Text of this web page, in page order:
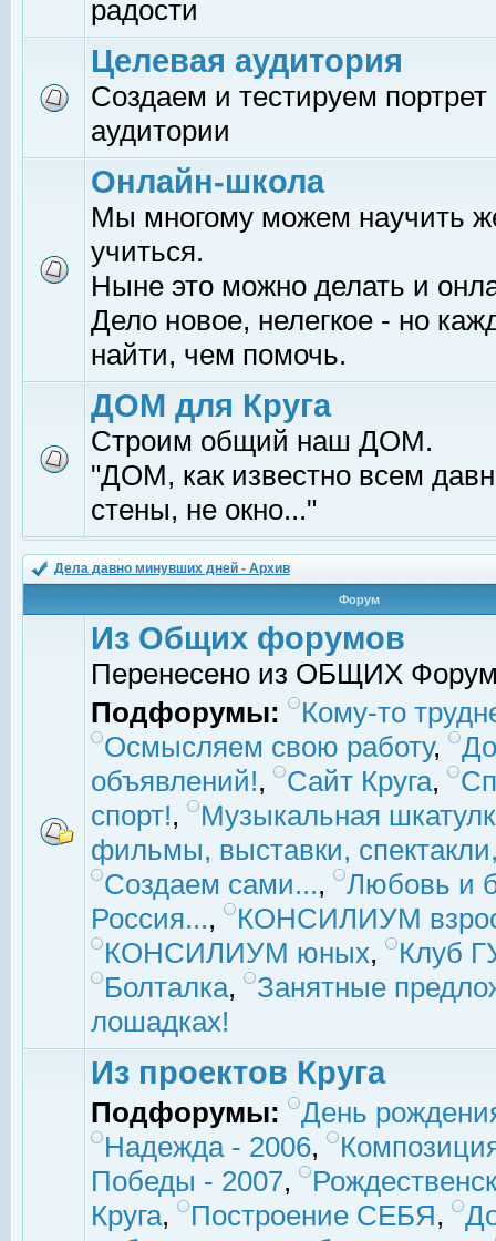
радости
Целевая аудитория
Создаем и тестируем
аудитории
Онлайн-школа
Мы многому можем научить
учиться.
Ныне это можно делать и
Дело новое, нелегкое - но
найти, чем помочь.
ДОМ для Круга
Строим общий наш ДОМ.
"ДОМ, как известно всем
стены, не окно..."
Дела давно минувших дней - Архив
Форум
Из Общих форумов
Перенесено из ОБЩИХ
Подфорумы:
Кому-то
Осмысляем свою работу,
объявлений!, Сайт Круга,
спорт!,
Музыкальная
фильмы, выставки,
Создаем сами...,
Любовь и
Россия...,
КОНСИЛИУМ
КОНСИЛИУМ юных,
Клуб
Болталка,
Занятные
лошадках!
Из проектов Круга
Подфорумы:
День
Надежда - 2006,
Победы - 2007,
Круга, Построение СЕБЯ,